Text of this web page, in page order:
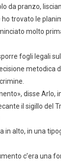
da pranzo,
trovato le
molto
fogli legali
metodica
disse Arlo,
il sigillo del
in alto, in una
c’era una